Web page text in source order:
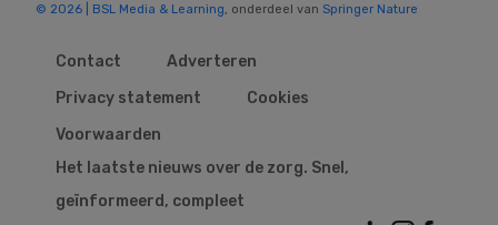
© 2026 | BSL Media & Learning, onderdeel van Springer Nature
Contact
Adverteren
Privacy statement
Cookies
Voorwaarden
Het laatste nieuws over de zorg. Snel,
geïnformeerd, compleet